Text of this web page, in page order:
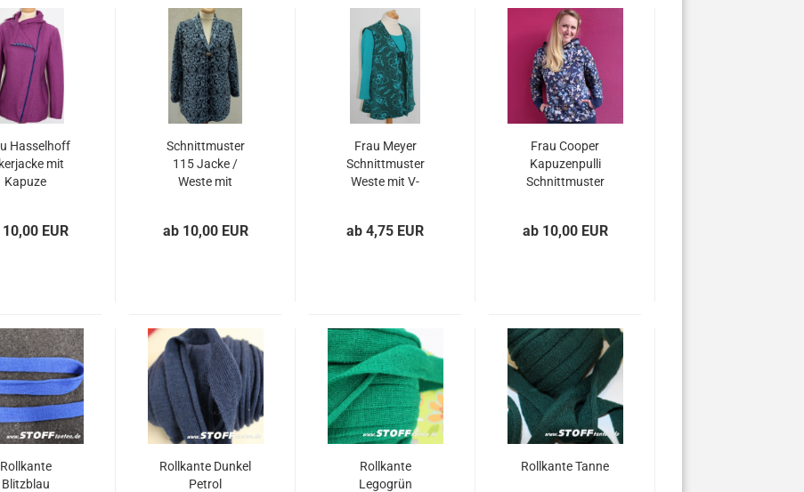
Hasselhoff
mit
Kapuze
EUR
Schnittmuster
115 Jacke /
Weste mit
ab 10,00 EUR
Frau Meyer
Schnittmuster
Weste mit V-
ab 4,75 EUR
Frau Cooper
Kapuzenpulli
Schnittmuster
ab 10,00 EUR
Rollkante
Blitzblau
Rollkante Dunkel
Petrol
Rollkante
Legogrün
Rollkante Tanne